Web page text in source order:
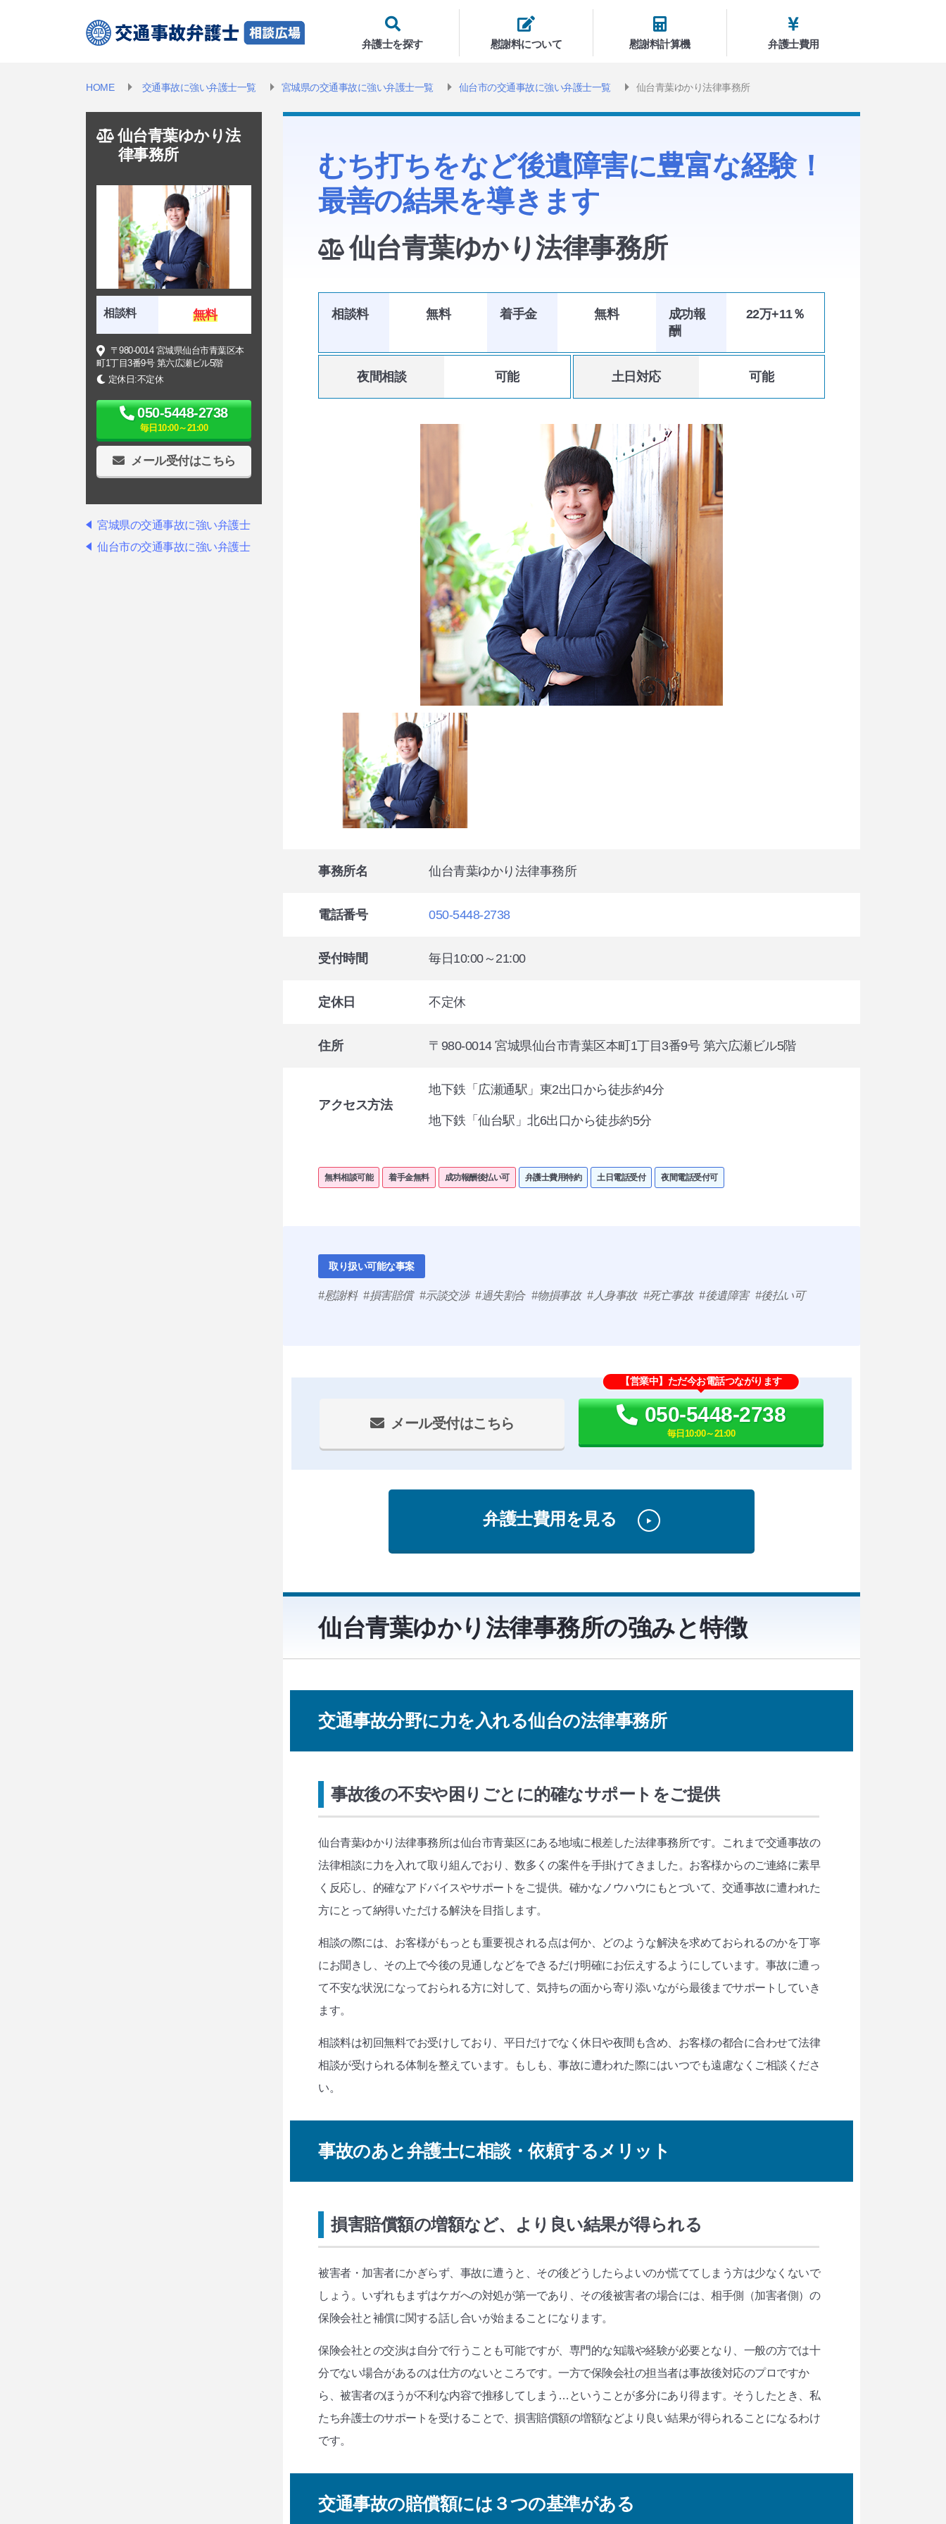
弁護士を探す 慰謝料について 慰謝料計算機 弁護士費用
HOME 交通事故に強い弁護士一覧 宮城県の交通事故に強い弁護士一覧 仙台市の交通事故に強い弁護士一覧 仙台青葉ゆかり法律事務所
むち打ちをなど後遺障害に豊富な経験！
最善の結果を導きます
仙台青葉ゆかり法律事務所
相談料 無料 着手金 無料
成功報
酬
22万+11％
夜間相談 可能 土日対応 可能
事務所名 仙台青葉ゆかり法律事務所
電話番号 050-5448-2738
受付時間 毎日10:00～21:00
定休日 不定休
住所 〒980-0014 宮城県仙台市青葉区本町1丁目3番9号 第六広瀬ビル5階
アクセス方法
地下鉄「広瀬通駅」東2出口から徒歩約4分
地下鉄「仙台駅」北6出口から徒歩約5分
無料相談可能 着手金無料 成功報酬後払い可 弁護士費用特約 土日電話受付 夜間電話受付可
取り扱い可能な事案
慰謝料 損害賠償 示談交渉 過失割合 物損事故 人身事故 死亡事故 後遺障害 後払い可
メール受付はこちら
【営業中】ただ今お電話つながります
050-5448-2738
毎日10:00～21:00
弁護士費用を見る
仙台青葉ゆかり法律事務所の強みと特徴
交通事故分野に力を入れる仙台の法律事務所
事故後の不安や困りごとに的確なサポートをご提供
仙台青葉ゆかり法律事務所は仙台市青葉区にある地域に根差した法律事務所です。これまで交通事故の
法律相談に力を入れて取り組んでおり、数多くの案件を手掛けてきました。お客様からのご連絡に素早
く反応し、的確なアドバイスやサポートをご提供。確かなノウハウにもとづいて、交通事故に遭われた
方にとって納得いただける解決を目指します。
相談の際には、お客様がもっとも重要視される点は何か、どのような解決を求めておられるのかを丁寧
にお聞きし、その上で今後の見通しなどをできるだけ明確にお伝えするようにしています。事故に遭っ
て不安な状況になっておられる方に対して、気持ちの面から寄り添いながら最後までサポートしていき
ます。
相談料は初回無料でお受けしており、平日だけでなく休日や夜間も含め、お客様の都合に合わせて法律
相談が受けられる体制を整えています。もしも、事故に遭われた際にはいつでも遠慮なくご相談くださ
い。
事故のあと弁護士に相談・依頼するメリット
損害賠償額の増額など、より良い結果が得られる
被害者・加害者にかぎらず、事故に遭うと、その後どうしたらよいのか慌ててしまう方は少なくないで
しょう。いずれもまずはケガへの対処が第一であり、その後被害者の場合には、相手側（加害者側）の
保険会社と補償に関する話し合いが始まることになります。
保険会社との交渉は自分で行うことも可能ですが、専門的な知識や経験が必要となり、一般の方では十
分でない場合があるのは仕方のないところです。一方で保険会社の担当者は事故後対応のプロですか
ら、被害者のほうが不利な内容で推移してしまう…ということが多分にあり得ます。そうしたとき、私
たち弁護士のサポートを受けることで、損害賠償額の増額などより良い結果が得られることになるわけ
です。
交通事故の賠償額には３つの基準がある
仙台青葉ゆかり法
律事務所
相談料 無料
〒980-0014 宮城県仙台市青葉区本
町1丁目3番9号 第六広瀬ビル5階
定休日:不定休
050-5448-2738
毎日10:00～21:00
メール受付はこちら
宮城県の交通事故に強い弁護士
仙台市の交通事故に強い弁護士